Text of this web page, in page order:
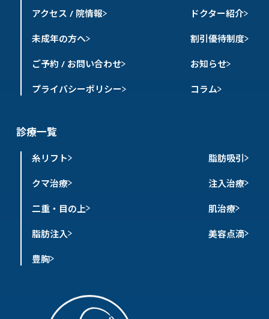
アクセス / 院情報
未成年の方へ
ご予約 / お問い合わせ
プライバシーポリシー
ドクター紹介
割引優待制度
お知らせ
コラム
診療一覧
糸リフト
クマ治療
二重・目の上
脂肪注入
豊胸
脂肪吸引
注入治療
肌治療
美容点滴